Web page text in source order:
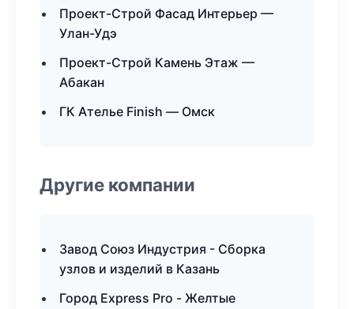
Проект-Строй Фасад Интерьер —
Улан-Удэ
Проект-Строй Камень Этаж —
Абакан
ГК Ателье Finish — Омск
Другие компании
Завод Союз Индустрия - Сборка
узлов и изделий в Казань
Город Express Pro - Желтые